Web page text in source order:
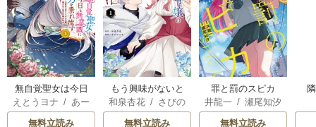
無自覚聖女は今日
も無意識に力を垂
れ流す ～公爵家
えとうヨナ /あー
もんど/ あんべよ
無料立読み
もう興味がないと
離婚された令嬢の
意外と楽しい新生
和泉杏花 / さびの
ぶち
無料立読み
罪と罰のスピカ
井龍一 /瀬尾知汐
無料立読み